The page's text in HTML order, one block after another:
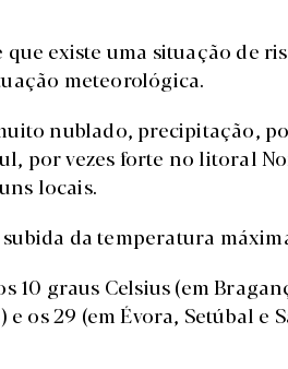
existe uma situação de
meteorológica.
nublado, precipitação,
por vezes forte no litoral
locais.
da temperatura
graus Celsius (em
os 29 (em Évora, Setúbal e